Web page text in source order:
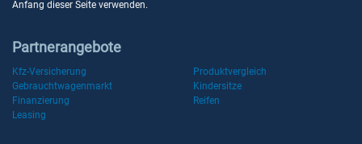
Anfang dieser Seite verwenden.
Partnerangebote
Kfz-Versicherung
Produktvergleich
Gebrauchtwagenmarkt
Kindersitze
Finanzierung
Reifen
Leasing